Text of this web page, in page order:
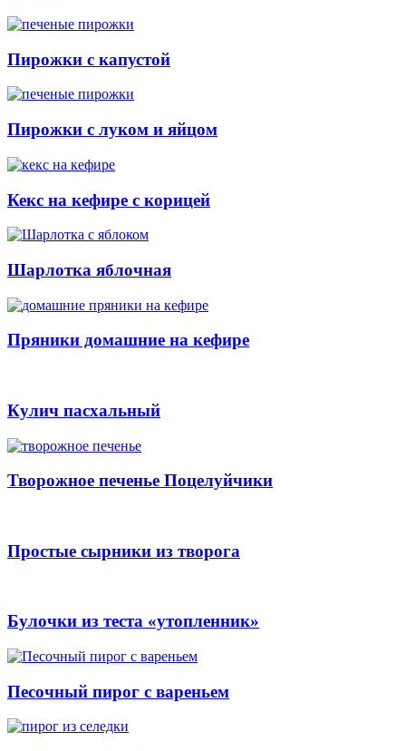
Пирожки с капустой
Пирожки с луком и яйцом
Кекс на кефире с корицей
Шарлотка яблочная
Пряники домашние на кефире
Кулич пасхальный
Творожное печенье Поцелуйчики
Простые сырники из творога
Булочки из теста «утопленник»
Песочный пирог с вареньем